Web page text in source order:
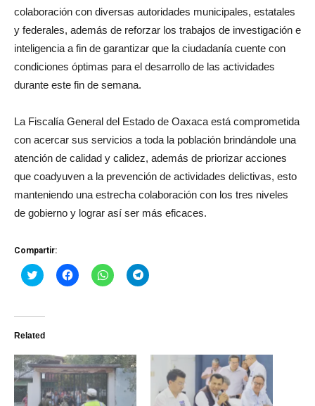
colaboración con diversas autoridades municipales, estatales
y federales, además de reforzar los trabajos de investigación e
inteligencia a fin de garantizar que la ciudadanía cuente con
condiciones óptimas para el desarrollo de las actividades
durante este fin de semana.
La Fiscalía General del Estado de Oaxaca está comprometida
con acercar sus servicios a toda la población brindándole una
atención de calidad y calidez, además de priorizar acciones
que coadyuven a la prevención de actividades delictivas, esto
manteniendo una estrecha colaboración con los tres niveles
de gobierno y lograr así ser más eficaces.
Compartir:
Haz
clic
Twitter
abre
una
ventana
nueva)
Haz
clic
una
ventana
nueva)
Haz
clic
una
ventana
nueva)
Haz
clic
una
ventana
nueva)
Related